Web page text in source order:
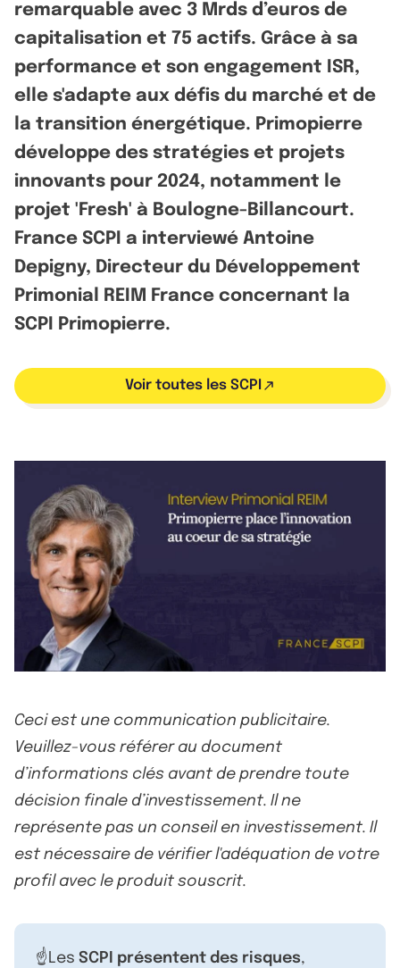
remarquable avec 3 Mrds d’euros de
capitalisation et 75 actifs. Grâce à sa
performance et son engagement ISR,
elle s'adapte aux défis du marché et de
la transition énergétique. Primopierre
développe des stratégies et projets
innovants pour 2024, notamment le
projet 'Fresh' à Boulogne-Billancourt.
France SCPI a interviewé Antoine
Depigny, Directeur du Développement
Primonial REIM France concernant la
SCPI Primopierre.
Voir toutes les SCPI
Ceci est une communication publicitaire.
Veuillez-vous référer au document
d’informations clés avant de prendre toute
décision finale d’investissement. Il ne
représente pas un conseil en investissement. Il
est nécessaire de vérifier l'adéquation de votre
profil avec le produit souscrit.
☝️Les SCPI présentent des risques,